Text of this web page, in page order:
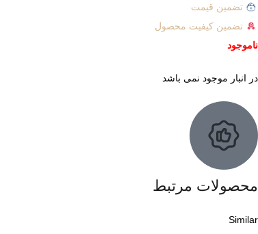
تضمین قیمت
تضمین کیفیت محصول
ناموجود
در انبار موجود نمی باشد
محصولات مرتبط
Similar